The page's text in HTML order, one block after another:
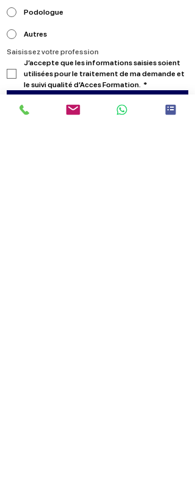
Podologue
Autres
Saisissez votre profession
J’accepte que les informations saisies soient
utilisées pour le traitement de ma demande et
le suivi qualité d’Acces Formation. *
Envoyer